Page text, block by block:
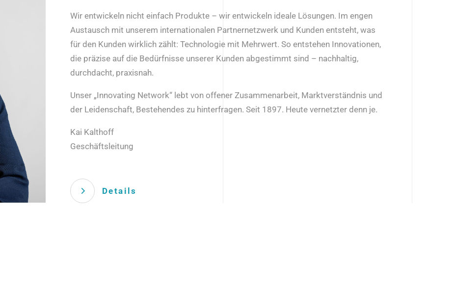
Wir entwickeln nicht einfach Produkte – wir entwickeln ideale Lösungen. Im engen
Austausch mit unserem internationalen Partnernetzwerk und Kunden entsteht, was
für den Kunden wirklich zählt: Technologie mit Mehrwert. So entstehen Innovationen,
die präzise auf die Bedürfnisse unserer Kunden abgestimmt sind – nachhaltig,
durchdacht, praxisnah.
Unser „Innovating Network“ lebt von offener Zusammenarbeit, Marktverständnis und
der Leidenschaft, Bestehendes zu hinterfragen. Seit 1897. Heute vernetzter denn je.
Kai Kalthoff
Geschäftsleitung
Details